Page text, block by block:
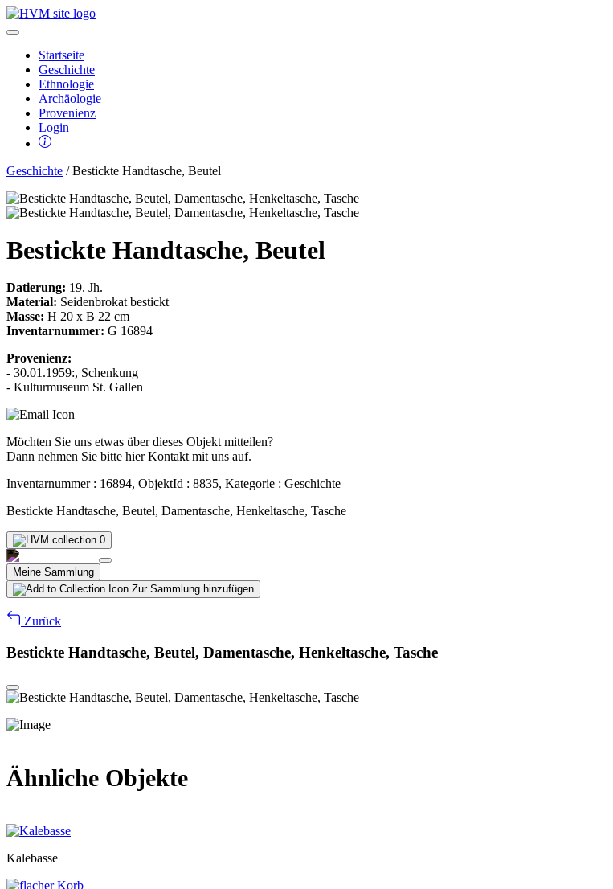
Startseite
Geschichte
Ethnologie
Archäologie
Provenienz
Login
Geschichte / Bestickte Handtasche, Beutel
Bestickte Handtasche, Beutel
Datierung: 19. Jh.
Material: Seidenbrokat bestickt
Masse: H 20 x B 22 cm
Inventarnummer: G 16894
Provenienz:
- 30.01.1959:, Schenkung
- Kulturmuseum St. Gallen
Möchten Sie uns etwas über dieses Objekt mitteilen?
Dann nehmen Sie bitte hier Kontakt mit uns auf.
Inventarnummer : 16894, ObjektId : 8835, Kategorie : Geschichte
Bestickte Handtasche, Beutel, Damentasche, Henkeltasche, Tasche
0
Meine Sammlung
Zur Sammlung hinzufügen
Zurück
Bestickte Handtasche, Beutel, Damentasche, Henkeltasche, Tasche
Ähnliche Objekte
Kalebasse